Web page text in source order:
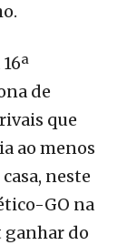
de
que
ao menos
neste
GO na
ganhar do